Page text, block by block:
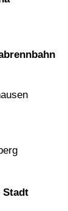
Stadt